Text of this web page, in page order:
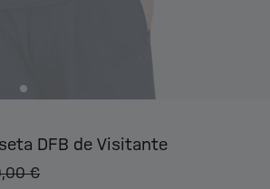
DFB de Visitante
€